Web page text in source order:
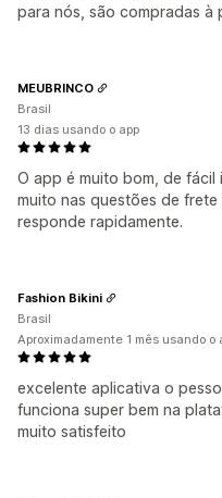
para nós, são compradas à
O app é muito bom, de fácil
muito nas questões de frete
responde rapidamente.
MEUBRINCO
Brasil
13 dias usando o app
excelente aplicativa o
funciona super bem na
muito satisfeito
Fashion Bikini
Brasil
Aproximadamente 1 mês usando o